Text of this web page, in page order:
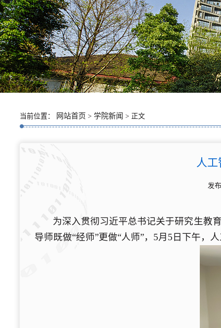
当前位置： 网站首页 > 学院新闻 > 正文
人
发
为深入贯彻习近平总书记关于研究生教
导师既做“经师”更做“人师”，5月5日下午，